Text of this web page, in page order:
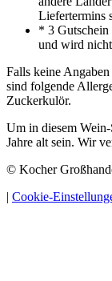
Liefertermins
* 3 Gutschein
und wird
Falls keine
sind folgende
Zuckerkulör.
Um in diesem
Jahre alt sein. Wir
© Kocher
| Cookie-